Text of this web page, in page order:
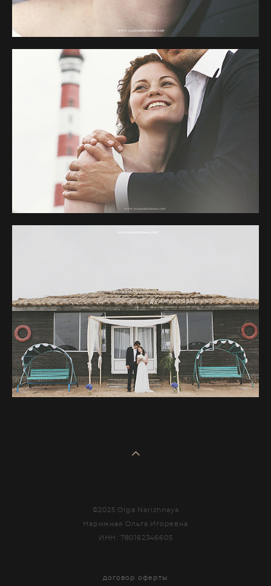
©2025 Olga Narizhnaya
Нарижная Ольга Игоревна
ИНН: 780162346605
договор оферты